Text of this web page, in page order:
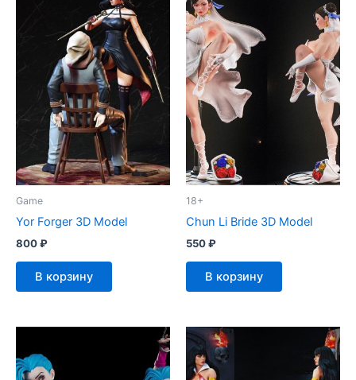
Game
Yor Forger 3D Model
800₽
В корзину
18+
Chun Li Bride 3D Model
550₽
В корзину